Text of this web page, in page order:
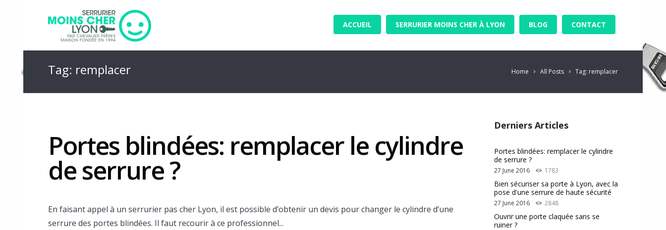
ACCUEIL SERRURIER MOINS CHER À LYON BLOG CONTACT
Home All Posts Tag: remplacer
Tag: remplacer
Portes blindées: remplacer le cylindre
de serrure ?
En faisant appel à un serrurier pas cher Lyon, il est possible d’obtenir un devis pour changer le cylindre d’une
serrure des portes blindées. Il faut recourir à ce professionnel...
Derniers Articles
Portes blindées: remplacer le cylindre
de serrure ?
27 June 2016 1783
Bien sécuriser sa porte à Lyon, avec la
pose d'une serrure de haute sécurité
27 June 2016 2848
Ouvrir une porte claquée sans se
ruiner ?